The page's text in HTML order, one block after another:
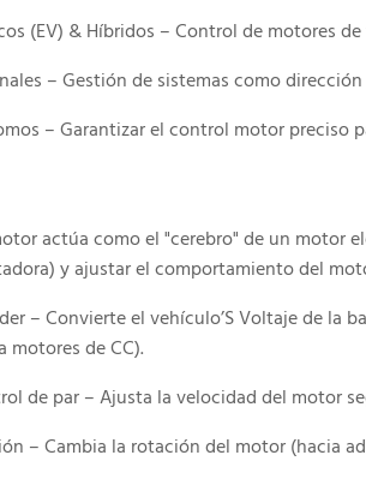
(EV) & Híbridos – Control de motores
– Gestión de sistemas como
– Garantizar el control motor preciso
actúa como el "cerebro" de un motor
y ajustar el comportamiento del
– Convierte el vehículo’S Voltaje de la
motores de CC).
de par – Ajusta la velocidad del motor
– Cambia la rotación del motor (hacia